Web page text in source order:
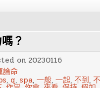
？
on 20230116
論命
, q, spa, 一般, 一起, 不到,